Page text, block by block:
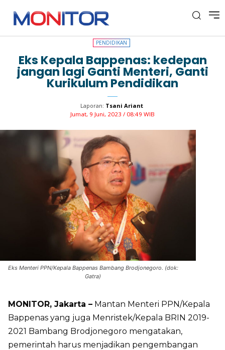
PENDIDIKAN
PENDIDIKAN
Eks Kepala Bappenas: kedepan
jangan lagi Ganti Menteri, Ganti
Kurikulum Pendidikan
Laporan: Tsani Ariant
Jumat, 9 Juni, 2023 / 08:49 WIB
Eks Menteri PPN/Kepala Bappenas Bambang Brodjonegoro. (dok:
Gatra)
MONITOR, Jakarta – Mantan Menteri PPN/Kepala
Bappenas yang juga Menristek/Kepala BRIN 2019-
2021 Bambang Brodjonegoro mengatakan,
pemerintah harus menjadikan pengembangan